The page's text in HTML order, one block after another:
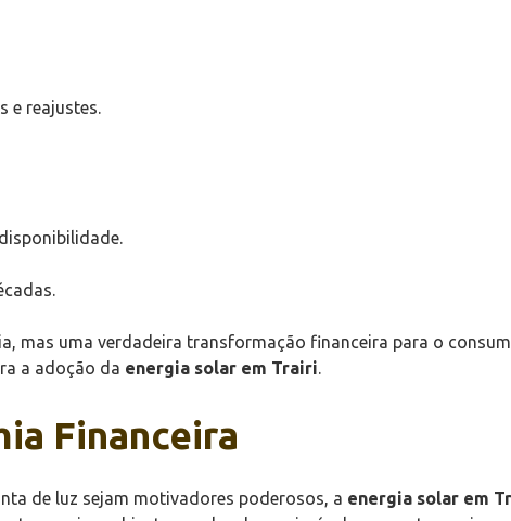
e reajustes.
mas uma verdadeira transformação financeira para o
a adoção da energia solar em Trairi
Financeira
de luz sejam motivadores poderosos, a energia solar em